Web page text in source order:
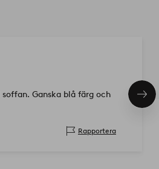
Ganska blå färg och
Rapportera